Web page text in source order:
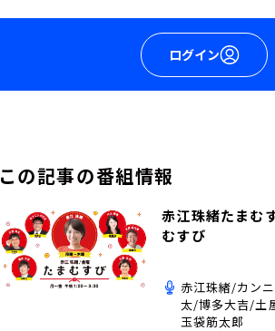
ログイン
この記事の番組情報
赤江珠緒たまむ
むすび
赤江珠緒/カン
太/博多大吉/土
玉袋筋太郎